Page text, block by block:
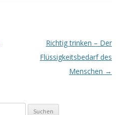
Richtig trinken – Der
Flüssigkeitsbedarf des
Menschen →